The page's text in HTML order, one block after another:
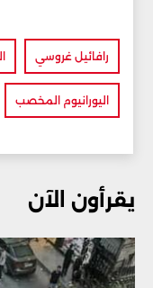
رافائيل غروسي
اليورانيوم المخصب
يقرأون الآن